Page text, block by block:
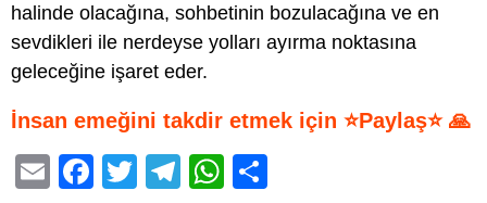
halinde olacağına, sohbetinin bozulacağına ve en
sevdikleri ile nerdeyse yolları ayırma noktasına
geleceğine işaret eder.
İnsan emeğini takdir etmek için ⭐Paylaş⭐ 🙏
E
F
T
T
W